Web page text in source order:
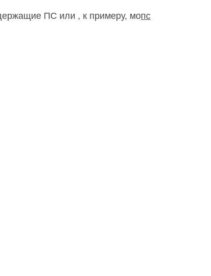
ПС или , к примеру, мопс